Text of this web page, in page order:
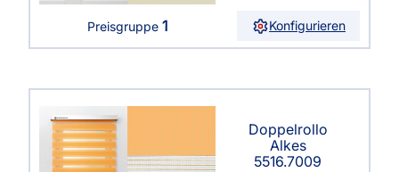
Preisgruppe 1 Konfigurieren
Doppelrollo
Alkes
5516.7009